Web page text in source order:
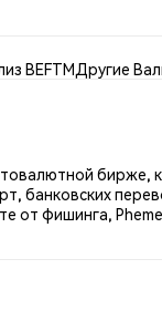
BEFTMДругие
банковских
фишинга,